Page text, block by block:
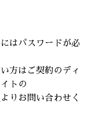
はパスワードが必
方はご契約のディ
トの
よりお問い合わせく